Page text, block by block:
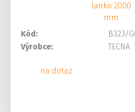
Kód:
B323/
Výrobce:
TECNA
na dotaz